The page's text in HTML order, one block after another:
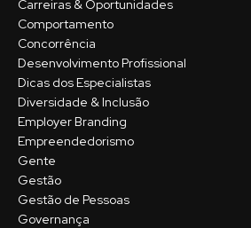
Carreiras & Oportunidades
Comportamento
Concorrência
Desenvolvimento Profissional
Dicas dos Especialistas
Diversidade & Inclusão
Employer Branding
Empreendedorismo
Gente
Gestão
Gestão de Pessoas
Governança